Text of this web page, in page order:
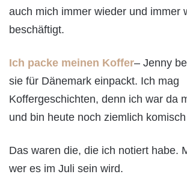
auch mich immer wieder und immer
beschäftigt.
Ich packe meinen Koffer– Jenny
sie für Dänemark einpackt. Ich mag
Koffergeschichten, denn ich war da
und bin heute noch ziemlich
Das waren die, die ich notiert habe.
wer es im Juli sein wird.